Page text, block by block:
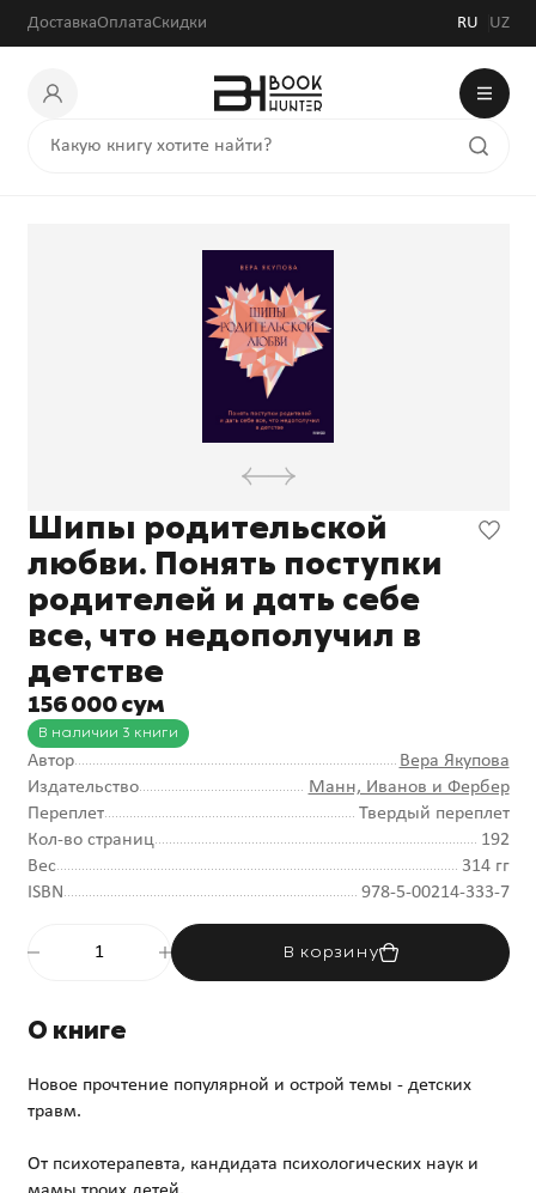
ДоставкаОплатаСкидки RU UZ
Шипы родительской
любви. Понять поступки
родителей и дать себе
все, что недополучил в
детстве
156 000 сум
В наличии 3 книги
Автор
Вера Якупова
Издательство
Манн, Иванов и Фербер
Переплет
Твердый переплет
Кол-во страниц
192
Вес
314 гг
ISBN
978-5-00214-333-7
В корзину
О книге
Новое прочтение популярной и острой темы - детских
травм.
От психотерапевта, кандидата психологических наук и